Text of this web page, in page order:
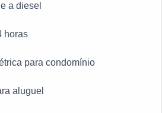
a diesel
horas
para condomínio
aluguel